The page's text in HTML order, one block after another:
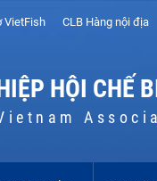
VietFish CLB Hàng nội địa
HỘI CHẾ